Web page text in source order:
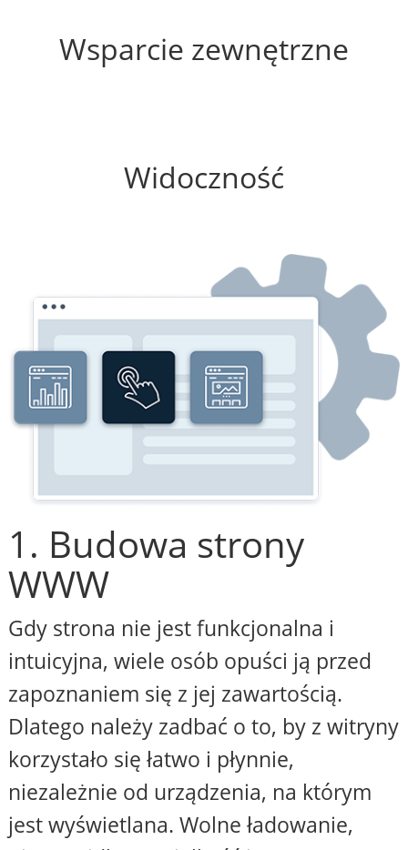
Wsparcie zewnętrzne
Widoczność
1. Budowa strony
WWW
Gdy strona nie jest funkcjonalna i
intuicyjna, wiele osób opuści ją przed
zapoznaniem się z jej zawartością.
Dlatego należy zadbać o to, by z witryny
korzystało się łatwo i płynnie,
niezależnie od urządzenia, na którym
jest wyświetlana. Wolne ładowanie,